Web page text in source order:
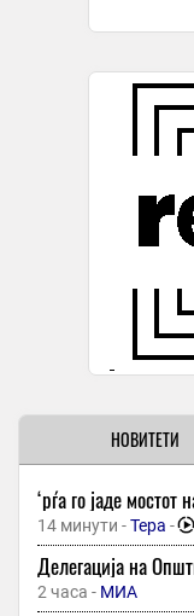
НОВИТЕТИ
‘рѓа го јаде мостот
14 минути -Тера -
Делегација на
2 часа - МИА